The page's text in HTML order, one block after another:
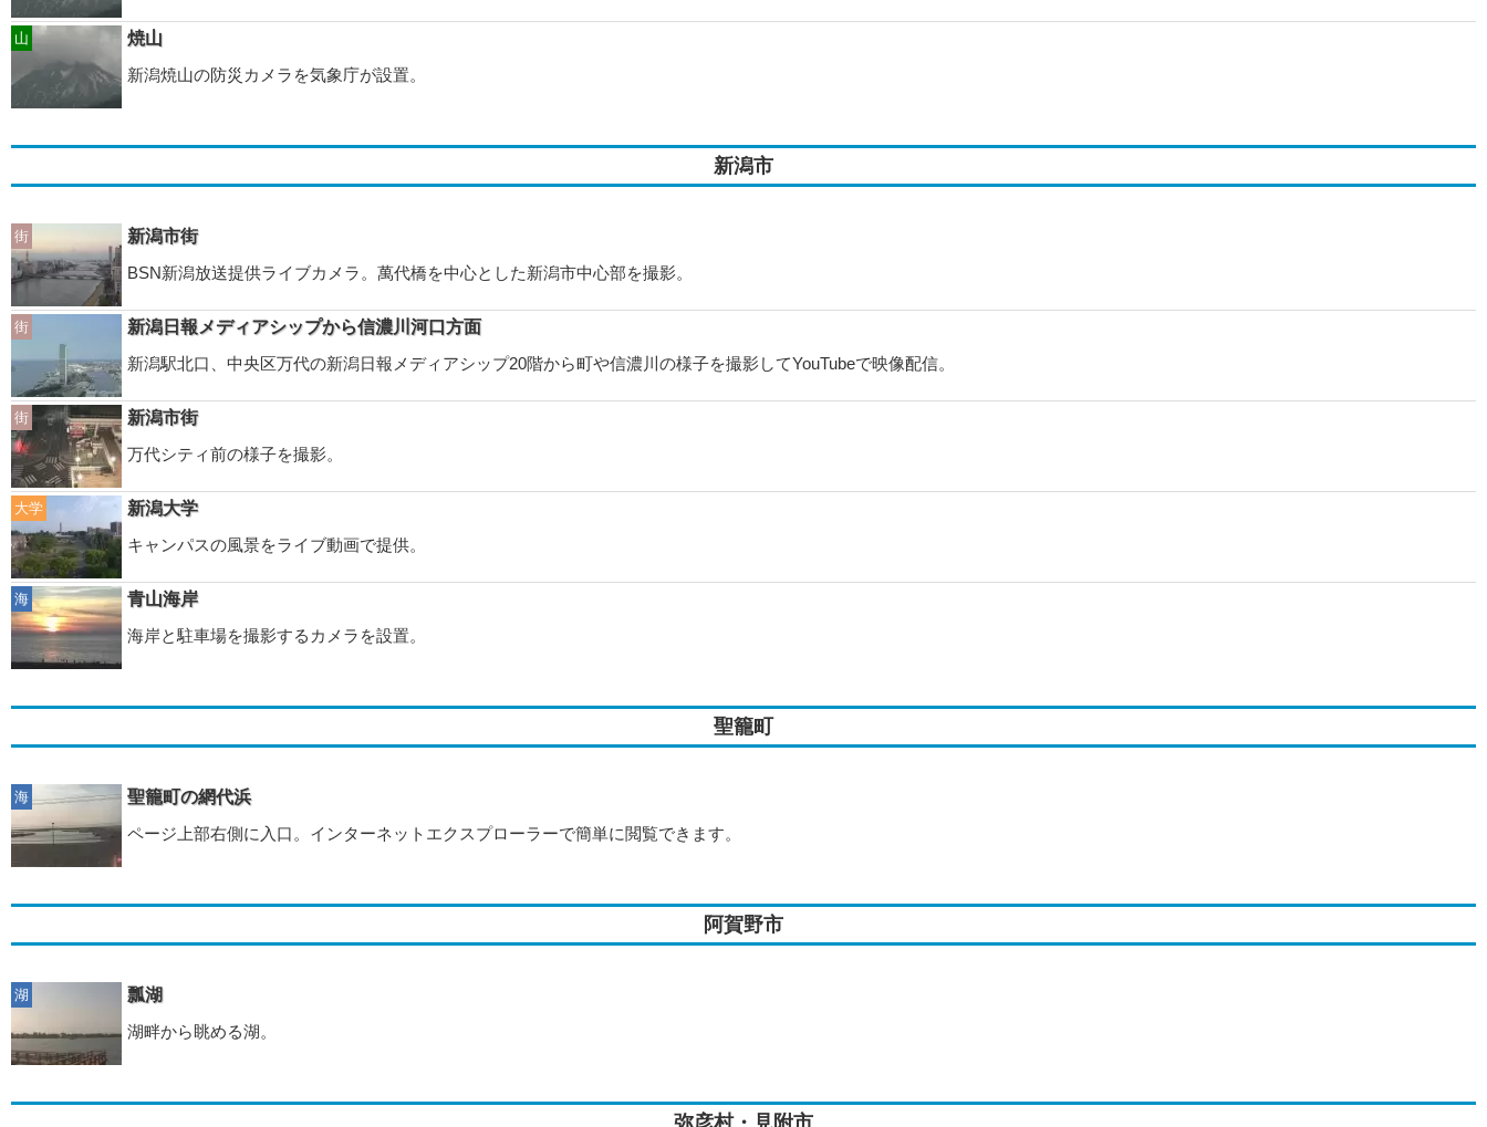
山
焼山
新潟焼山の防災カメラを気象庁が設置。
新潟市
街
新潟市街
BSN新潟放送提供ライブカメラ。萬代橋を中心とした新潟市中心部を撮影。
街
新潟日報メディアシップから信濃川河口方面
新潟駅北口、中央区万代の新潟日報メディアシップ20階から町や信濃川の様子を撮影してYouTubeで映像配信。
街
新潟市街
万代シティ前の様子を撮影。
大学
新潟大学
キャンパスの風景をライブ動画で提供。
海
青山海岸
海岸と駐車場を撮影するカメラを設置。
聖籠町
海
聖籠町の網代浜
ページ上部右側に入口。インターネットエクスプローラーで簡単に閲覧できます。
阿賀野市
湖
瓢湖
湖畔から眺める湖。
弥彦村・見附市